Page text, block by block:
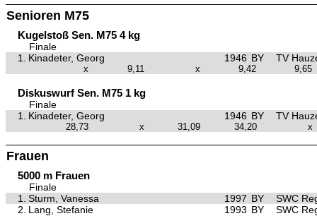
Senioren M75
Kugelstoß Sen. M75 4 kg
Finale
1.
Kinadeter, Georg 1946 BY TV
x 9,11 x 9,42 9,65
Diskuswurf Sen. M75 1 kg
Finale
1.
Kinadeter, Georg 1946 BY TV
28,73 x 31,09 34,20 x
Frauen
5000 m Frauen
Finale
1.
Sturm, Vanessa 1997 BY
SWC
2. Lang, Stefanie 1993 BY SWC